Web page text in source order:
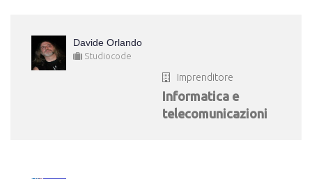
Davide Orlando
Studiocode
Imprenditore
Informatica e
telecomunicazioni